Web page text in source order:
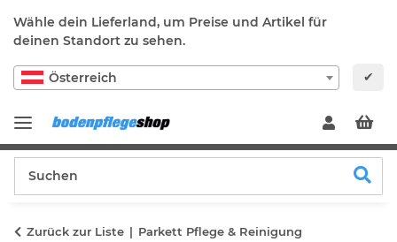
Wähle dein Lieferland, um Preise und Artikel für
deinen Standort zu sehen.
Österreich ✔
Zurück zur Liste Parkett Pflege & Reinigung